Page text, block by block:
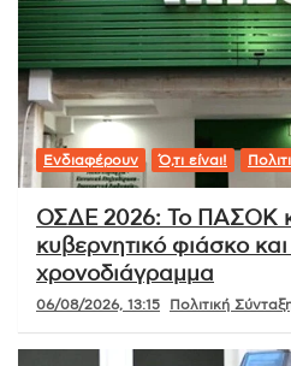
Ενδιαφέρουν Ό,τι είναι!
ΟΣΔΕ 2026: Το ΠΑΣΟΚ
κυβερνητικό φιάσκο
χρονοδιάγραμμα
06/08/2026, 13:15 Πολιτική